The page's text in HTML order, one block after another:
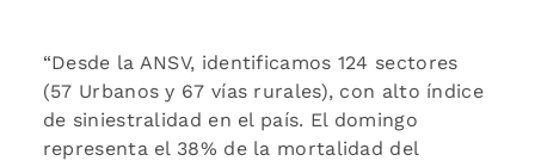
“Desde la ANSV, identificamos 124 sectores
(57 Urbanos y 67 vías rurales), con alto índice
de siniestralidad en el país. El domingo
representa el 38% de la mortalidad del